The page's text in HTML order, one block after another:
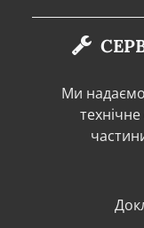
Ми надаємо